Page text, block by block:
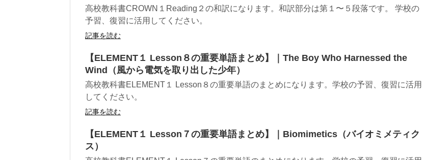
高校教科書CROWN１Reading２の和訳になります。和訳部分は第１〜５段落です。 学校の
予習、復習に活用してください。
記事を読む
【ELEMENT１ Lesson８の重要単語まとめ】｜The Boy Who Harnessed the
Wind（風から電気を取り出した少年）
高校教科書ELEMENT１ Lesson８の重要単語のまとめになります。学校の予習、復習に活用
してください。
記事を読む
【ELEMENT１ Lesson７の重要単語まとめ】｜Biomimetics（バイオミメティク
ス）